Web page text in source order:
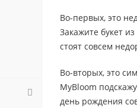
Во-первых, это
Закажите букет
стоят совсем
Во-вторых, это
MyBloom
день рождения